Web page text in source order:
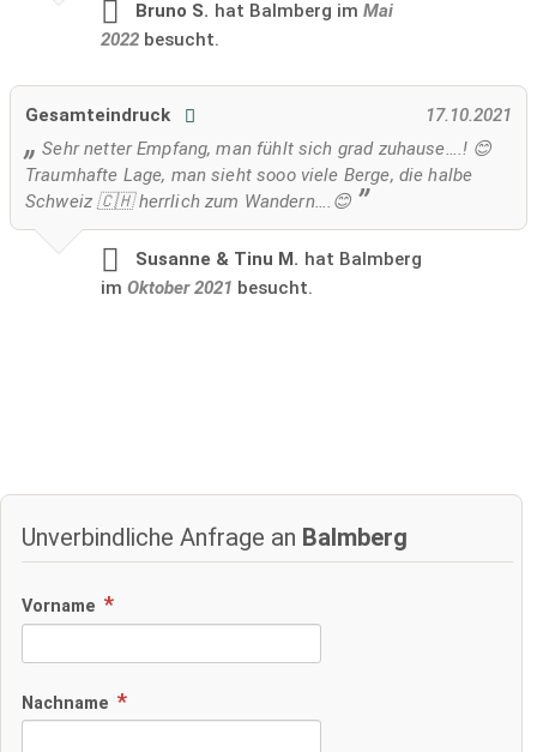
Bruno S. hat Balmberg im Mai
2022 besucht.
Gesamteindruck
17.10.2021
Sehr netter Empfang, man fühlt sich grad zuhause….! 😊
Traumhafte Lage, man sieht sooo viele Berge, die halbe
Schweiz 🇨🇭 herrlich zum Wandern….😊
Susanne & Tinu M. hat Balmberg
im Oktober 2021 besucht.
Unverbindliche Anfrage an Balmberg
Vorname
Nachname